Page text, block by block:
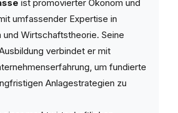
ist promovierter Ökonom und
umfassender Expertise in
und Wirtschaftstheorie. Seine
verbindet er mit
um fundierte
Anlagestrategien zu